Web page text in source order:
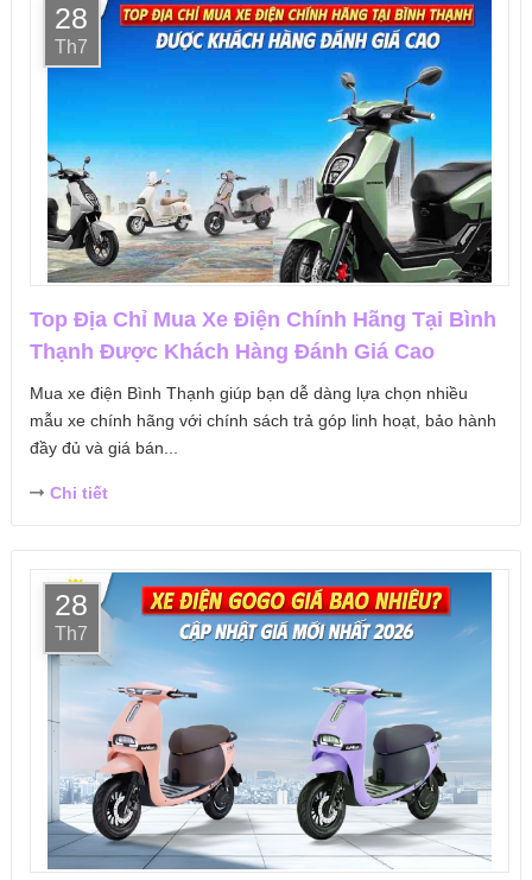
28
Th7
Top Địa Chỉ Mua Xe Điện Chính Hãng Tại Bình
Thạnh Được Khách Hàng Đánh Giá Cao
Mua xe điện Bình Thạnh giúp bạn dễ dàng lựa chọn nhiều
mẫu xe chính hãng với chính sách trả góp linh hoạt, bảo hành
đầy đủ và giá bán...
Chi tiết
28
Th7